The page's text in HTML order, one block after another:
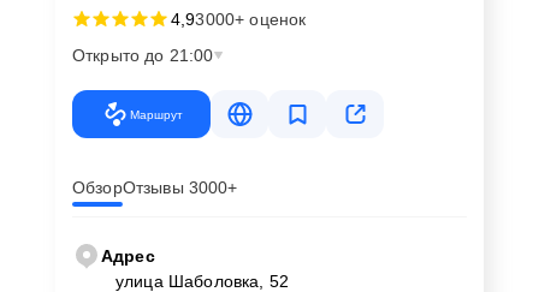
4,93000+ оценок
Открыто до 21:00
Маршрут
ОбзорОтзывы 3000+
Адрес
улица Шаболовка, 52